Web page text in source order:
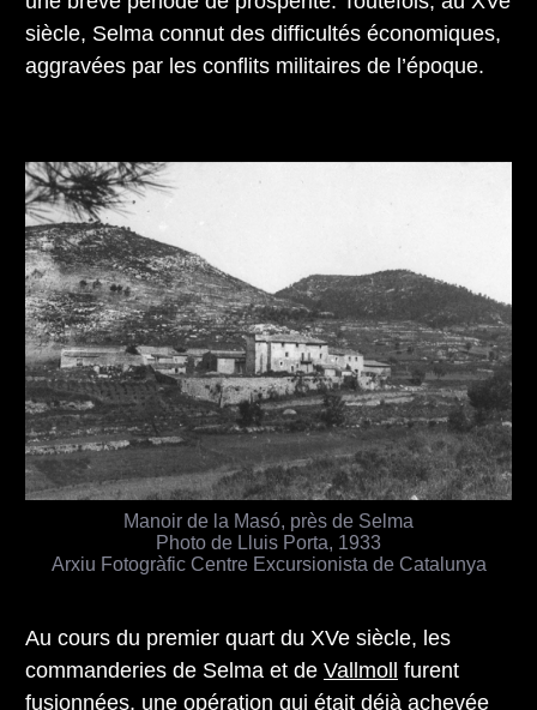
siècle, Selma connut des difficultés économiques,
aggravées par les conflits militaires de l’époque.
Manoir de la Masó, près de Selma
Photo de Lluis Porta, 1933
Arxiu Fotogràfic Centre Excursionista de Catalunya
Au cours du premier quart du XVe siècle, les
commanderies de Selma et de Vallmoll
furent
fusionnées, une opération qui était déjà achevée